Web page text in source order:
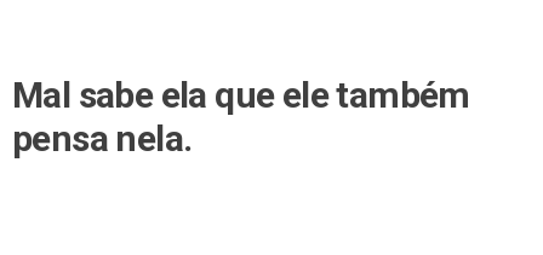
Mal sabe ela que ele também
pensa nela.